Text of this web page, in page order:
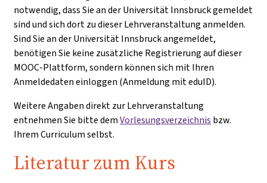
notwendig, dass Sie an der Universität Innsbruck gemeldet
sind und sich dort zu dieser Lehrveranstaltung anmelden.
Sind Sie an der Universität Innsbruck angemeldet,
benötigen Sie keine zusätzliche Registrierung auf dieser
MOOC-Plattform, sondern können sich mit Ihren
Anmeldedaten einloggen (Anmeldung mit eduID).
Weitere Angaben direkt zur Lehrveranstaltung
entnehmen Sie bitte demVorlesungsverzeichnis bzw.
Ihrem Curriculum selbst.
Literatur zum Kurs